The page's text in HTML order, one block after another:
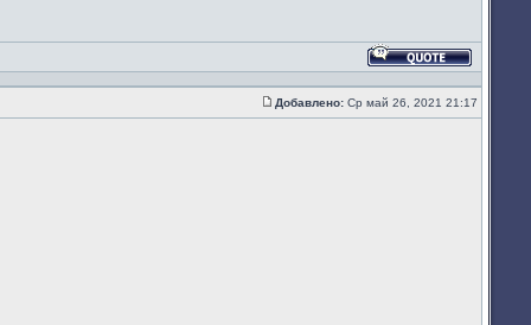
Ответить
с
цитатой
Сообщение
Добавлено: Ср май 26, 2021 21:17